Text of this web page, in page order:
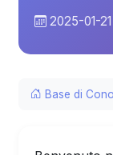
2025-01-21
Base di